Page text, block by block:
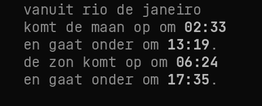
vanuitrio de janeiro
komt de maan op om 02:33
en gaat onder om 13:19 .
de zon komt op om 06:24
en gaat onder om 17:35 .